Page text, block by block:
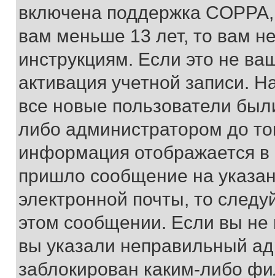
включена поддержка
вам меньше 13 лет, то вам
инструкциям. Если это не
активация учетной записи.
все новые пользователи
либо администратором до
информация отображается
пришло сообщение на
электронной почты, то
этом сообщении. Если вы
вы указали неправильный
заблокирован каким-либо